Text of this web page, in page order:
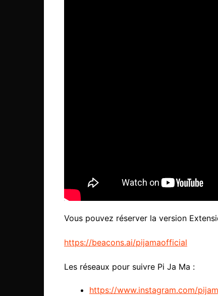
Vous pouvez réserver la version
https://beacons.ai/pijamaofficial
Les réseaux pour suivre Pi Ja Ma :
https://www.instagram.com/